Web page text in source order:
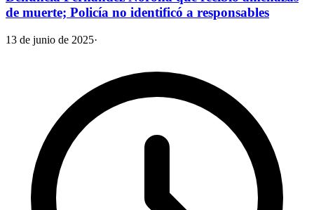
de muerte; Policía no identificó a responsables
13 de junio de 2025·